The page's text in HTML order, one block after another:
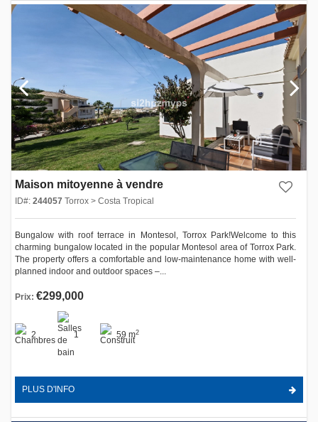
Maison mitoyenne à vendre
ID#: 244057 Torrox > Costa Tropical
Bungalow with roof terrace in Montesol, Torrox Park!Welcome to this
charming bungalow located in the popular Montesol area of Torrox Park.
The property offers a comfortable and low-maintenance home with well-
planned indoor and outdoor spaces –...
Prix: €299,000
2 1 59 m2
PLUS D'INFO